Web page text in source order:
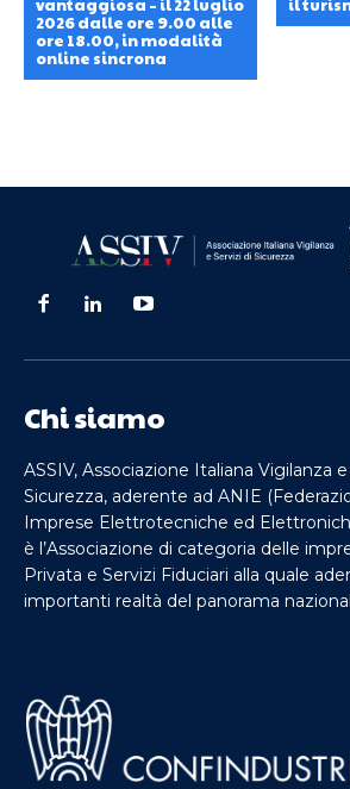
vantaggiosa – il 22 luglio
2026 dalle ore 9.00 alle
ore 18.00, in modalità
online sincrona
il
Chi siamo
ASSIV, Associazione Italiana Vigilanza
Sicurezza, aderente ad ANIE
Imprese Elettrotecniche ed
è l’Associazione di categoria delle
Privata e Servizi Fiduciari alla quale
importanti realtà del panorama